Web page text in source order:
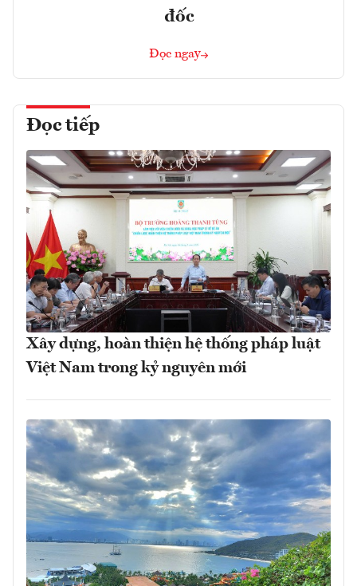
đốc
Đọc ngay
Đọc tiếp
Xây dựng, hoàn thiện hệ thống pháp luật
Việt Nam trong kỷ nguyên mới